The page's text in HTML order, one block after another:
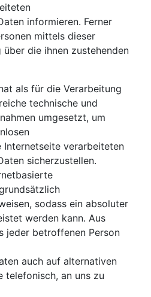
informieren. Ferner
mittels dieser
die ihnen zustehenden
als für die Verarbeitung
technische und
umgesetzt, um
Internetseite verarbeiteten
sicherzustellen.
sodass ein absoluter
werden kann. Aus
jeder betroffenen Person
auch auf alternativen
telefonisch, an uns zu